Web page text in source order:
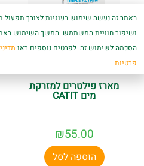
מארז פילטרים למזרקת
מים CATIT
₪55.00
הוספה לסל
באתר זה נעשה שימוש בעוגיות לצורך תפעול
ושיפור חוויית המשתמש. המשך השימוש
הסכמה לשימוש זה. לפרטים נוספים ראו
פרטיות.